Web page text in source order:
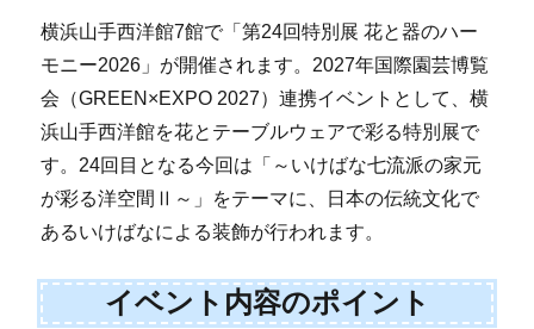
横浜山手西洋館7館で「第24回特別展 花と器のハー
モニー2026」が開催されます。2027年国際園芸博覧
会（GREEN×EXPO 2027）連携イベントとして、横
浜山手西洋館を花とテーブルウェアで彩る特別展で
す。24回目となる今回は「～いけばな七流派の家元
が彩る洋空間Ⅱ～」をテーマに、日本の伝統文化で
あるいけばなによる装飾が行われます。
イベント内容のポイント